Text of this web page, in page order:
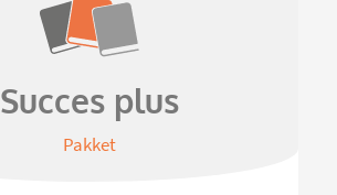
Succes plus
Pakket